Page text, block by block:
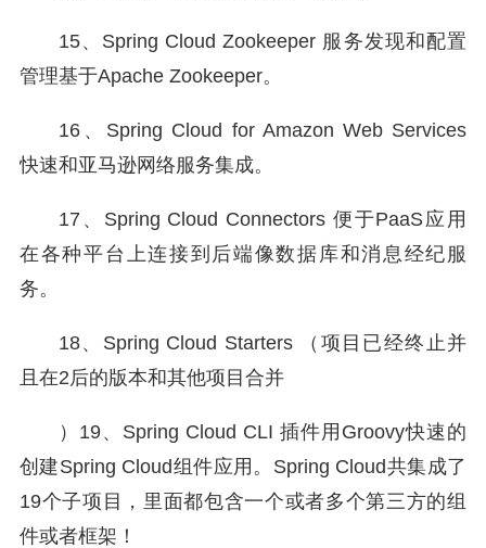
15、Spring Cloud Zookeeper 服务发现和配置
管理基于Apache Zookeeper。
16、Spring Cloud for Amazon Web Services
快速和亚马逊网络服务集成。
17、Spring Cloud Connectors 便于PaaS应用
在各种平台上连接到后端像数据库和消息经纪服
务。
18、Spring Cloud Starters （项目已经终止并
且在2后的版本和其他项目合并
）19、Spring Cloud CLI 插件用Groovy快速的
创建Spring Cloud组件应用。Spring Cloud共集成了
19个子项目，里面都包含一个或者多个第三方的组
件或者框架！